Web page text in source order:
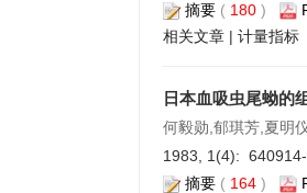
摘要 ( 180 )
相关文章 | 计量指标
日本血吸虫尾蚴的
何毅勋,郁琪芳,夏明
1983, 1(4):
摘要 ( 164 )